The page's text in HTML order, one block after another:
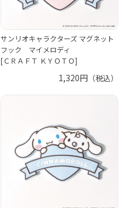
サンリオキャラクターズ マグネット
フック マイメロディ
[ＣＲＡＦＴ ＫＹＯＴＯ]
1,320円 （税込）